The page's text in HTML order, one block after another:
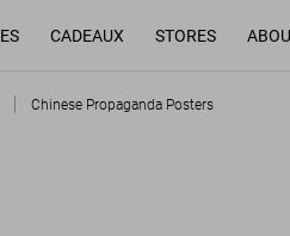
CADEAUX STORES
Chinese Propaganda Posters